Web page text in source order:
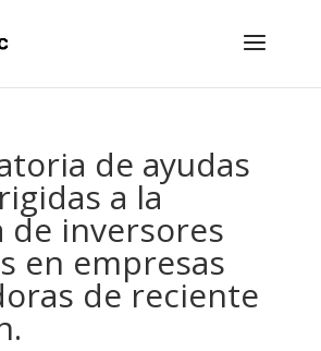
de ayudas
a la
de inversores
en empresas
de reciente